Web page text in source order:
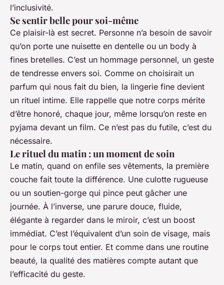
l’inclusivité.
Se sentir belle pour soi-même
Ce plaisir-là est secret. Personne n’a besoin de savoir
qu’on porte une nuisette en dentelle ou un body à
fines bretelles. C’est un hommage personnel, un geste
de tendresse envers soi. Comme on choisirait un
parfum qui nous fait du bien, la lingerie fine devient
un rituel intime. Elle rappelle que notre corps mérite
d’être honoré, chaque jour, même lorsqu’on reste en
pyjama devant un film. Ce n’est pas du futile, c’est du
nécessaire.
Le rituel du matin : un moment de soin
Le matin, quand on enfile ses vêtements, la première
couche fait toute la différence. Une culotte rugueuse
ou un soutien-gorge qui pince peut gâcher une
journée. À l’inverse, une parure douce, fluide,
élégante à regarder dans le miroir, c’est un boost
immédiat. C’est l’équivalent d’un soin de visage, mais
pour le corps tout entier. Et comme dans une routine
beauté, la qualité des matières compte autant que
l’efficacité du geste.